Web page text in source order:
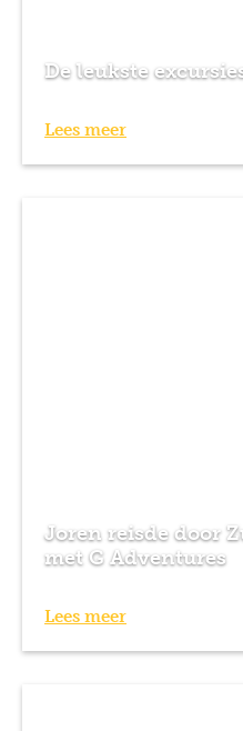
De leukste
Lees meer
Joren reisde door
met G Adventures
Lees meer